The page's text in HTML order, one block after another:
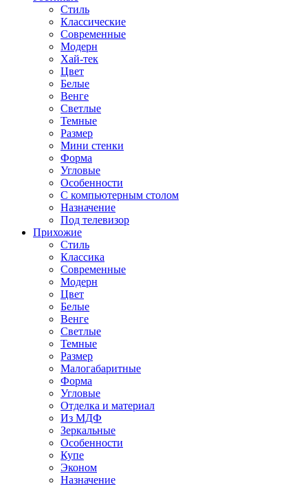
Стиль
Классические
Современные
Модерн
Хай-тек
Цвет
Белые
Венге
Светлые
Темные
Размер
Мини стенки
Форма
Угловые
Особенности
С компьютерным столом
Назначение
Под телевизор
Прихожие
Стиль
Классика
Современные
Модерн
Цвет
Белые
Венге
Светлые
Темные
Размер
Малогабаритные
Форма
Угловые
Отделка и материал
Из МДФ
Зеркальные
Особенности
Купе
Эконом
Назначение